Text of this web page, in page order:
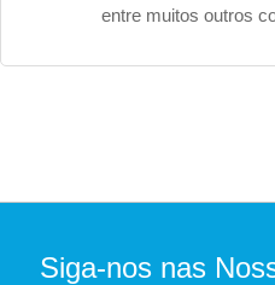
entre muitos outros
Siga-nos nas